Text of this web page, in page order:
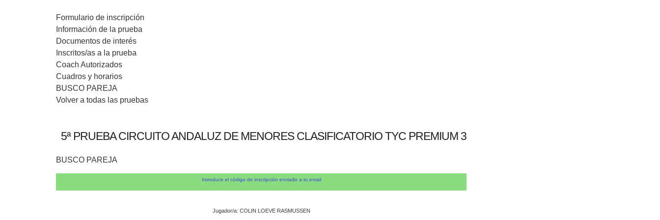
Formulario de inscripción
Información de la prueba
Documentos de interés
Inscritos/as a la prueba
Coach Autorizados
Cuadros y horarios
BUSCO PAREJA
Volver a todas las pruebas
5ª PRUEBA CIRCUITO ANDALUZ DE MENORES CLASIFICATORIO TYC PREMIUM 3
BUSCO PAREJA
Introduce el código de inscripción enviado a tu email
Jugador/a: COLIN LOEVE RASMUSSEN